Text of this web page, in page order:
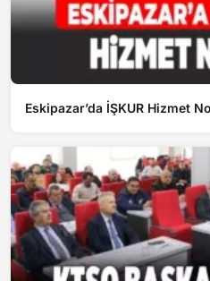
Eskipazar’da İŞKUR Hizmet